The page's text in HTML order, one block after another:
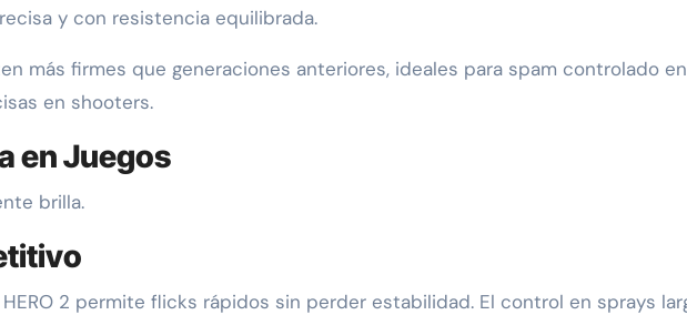
y con resistencia equilibrada.
más firmes que generaciones anteriores, ideales para spam controlado en
en shooters.
en Juegos
brilla.
2 permite flicks rápidos sin perder estabilidad. El control en sprays